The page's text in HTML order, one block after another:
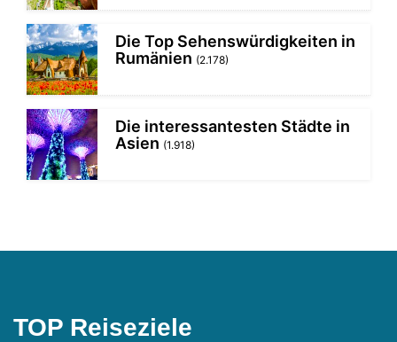
Die Top Sehenswürdigkeiten in
Rumänien (2.178)
Die interessantesten Städte in
Asien (1.918)
TOP Reiseziele